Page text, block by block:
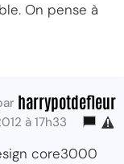
On pense à
harrypotdefleur
à 17h33
core3000